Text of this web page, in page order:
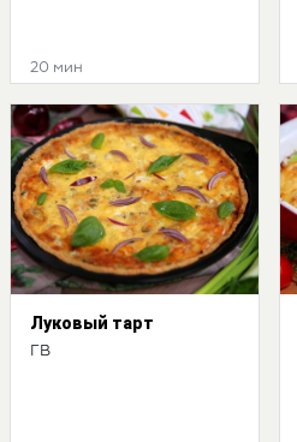
20 мин
Луковый тарт
ГВ